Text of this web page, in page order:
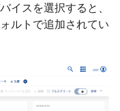
イスを選択すると、
ルトで追加されてい